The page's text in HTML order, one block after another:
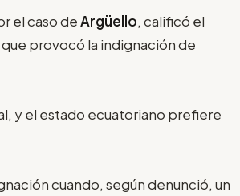
el caso deArgüello, calificó el
provocó la indignación de
y el estado ecuatoriano prefiere
cuando, según denunció, un